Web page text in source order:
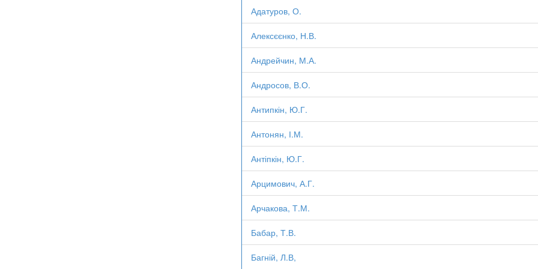
Адатуров, О.
Алексєєнко, Н.В.
Андрейчин, М.А.
Андросов, В.О.
Антипкін, Ю.Г.
Антонян, І.М.
Антіпкін, Ю.Г.
Арцимович, А.Г.
Арчакова, Т.М.
Бабар, Т.В.
Багній, Л.В,